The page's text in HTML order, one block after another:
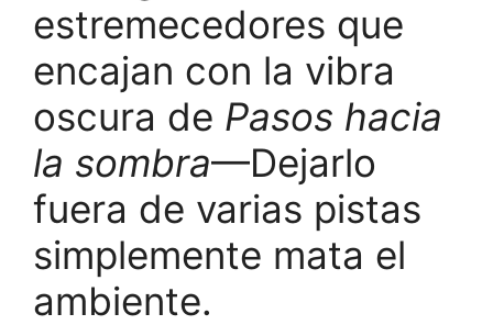
estremecedores que
encajan con la vibra
oscura de Pasos hacia
la sombra—Dejarlo
fuera de varias pistas
simplemente mata el
ambiente.